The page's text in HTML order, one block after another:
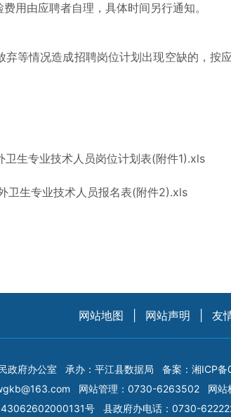
由应聘者自理，具体时间另行通知。
情况造成招聘岗位计划出现空缺的，按
生专业技术人员岗位计划表(附件1).xls
卫生专业技术人员报名表(附件2).xls
网站地图 网站声明 友
政府办公室 承办：平江县数据局 备案： 湘ICP
网站管理：0730-6263502
网
43062602000131号
县政府办电话：0730-